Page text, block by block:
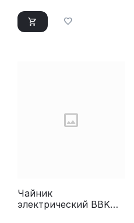
Чайник
электрический BBK